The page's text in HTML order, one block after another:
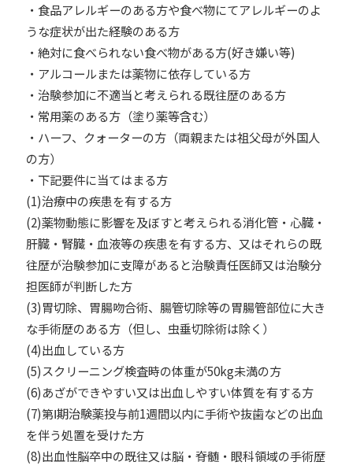
・⾷品アレルギーのある方や⾷べ物にてアレルギーのよ
うな症状が出た経験のある方
・絶対に⾷べられない⾷べ物がある方(好き嫌い等)
・アルコールまたは薬物に依存している方
・治験参加に不適当と考えられる既往歴のある方
・常⽤薬のある方（塗り薬等含む）
・ハーフ、クォーターの⽅（両親または祖⽗⺟が外国⼈
の⽅）
・下記要件に当てはまる方
(1)治療中の疾患を有する方
(2)薬物動態に影響を及ぼすと考えられる消化管・⼼臓・
肝臓・腎臓・⾎液等の疾患を有する方、⼜はそれらの既
往歴が治験参加に⽀障があると治験責任医師⼜は治験分
担医師が判断した方
(3)胃切除、胃腸吻合術、腸管切除等の胃腸管部位に⼤き
な⼿術歴のある方（但し、⾍垂切除術は除く）
(4)出⾎している方
(5)スクリーニング検査時の体重が50kg未満の方
(6)あざができやすい⼜は出⾎しやすい体質を有する方
(7)第Ⅰ期治験薬投与前1週間以内に⼿術や抜⻭などの出⾎
を伴う処置を受けた方
(8)出⾎性脳卒中の既往⼜は脳・脊髄・眼科領域の⼿術歴